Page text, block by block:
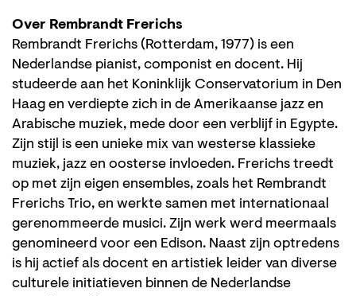
Over Rembrandt Frerichs
Rembrandt Frerichs (Rotterdam, 1977) is een
Nederlandse pianist, componist en docent. Hij
studeerde aan het Koninklijk Conservatorium in Den
Haag en verdiepte zich in de Amerikaanse jazz en
Arabische muziek, mede door een verblijf in Egypte.
Zijn stijl is een unieke mix van westerse klassieke
muziek, jazz en oosterse invloeden. Frerichs treedt
op met zijn eigen ensembles, zoals het Rembrandt
Frerichs Trio, en werkte samen met internationaal
gerenommeerde musici. Zijn werk werd meermaals
genomineerd voor een Edison. Naast zijn optredens
is hij actief als docent en artistiek leider van diverse
culturele initiatieven binnen de Nederlandse
in